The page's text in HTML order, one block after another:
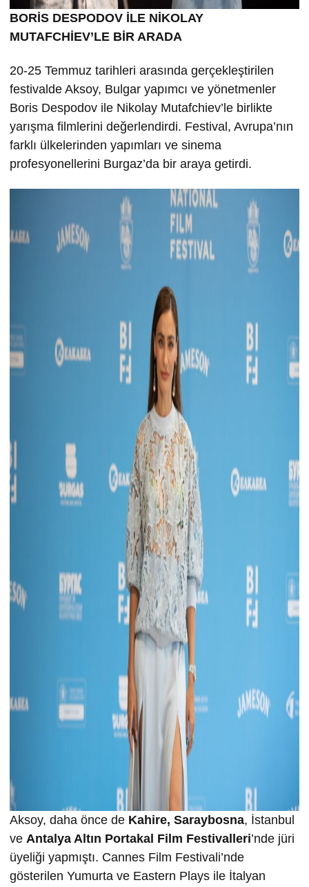
BORİS DESPODOV İLE NİKOLAY
MUTAFCHİEV’LE BİR ARADA
20-25 Temmuz tarihleri arasında gerçekleştirilen
festivalde Aksoy, Bulgar yapımcı ve yönetmenler
Boris Despodov ile Nikolay Mutafchiev’le birlikte
yarışma filmlerini değerlendirdi. Festival, Avrupa’nın
farklı ülkelerinden yapımları ve sinema
profesyonellerini Burgaz’da bir araya getirdi.
Aksoy, daha önce de Kahire, Saraybosna, İstanbul
ve Antalya Altın Portakal Film Festivalleri’nde jüri
üyeliği yapmıştı. Cannes Film Festivali’nde
gösterilen Yumurta ve Eastern Plays ile İtalyan